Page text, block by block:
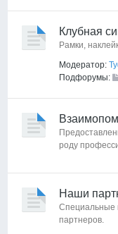
Клубная
Рамки,
Модератор:
Подфорумы:
роду
Наши
Специальные
партнеров.